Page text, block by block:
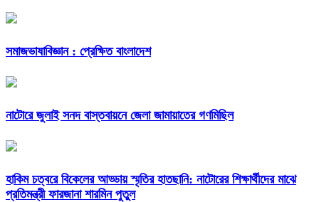
সমাজভাষাবিজ্ঞান : প্রেক্ষিত বাংলাদেশ
নাটোরে জুলাই সনদ বাস্তবায়নে জেলা জামায়াতের গণমিছিল
হাকিম চত্বরে বিকেলের আড্ডায় স্মৃতির হাতছানি: নাটোরের শিক্ষার্থীদের মাঝে
প্রতিমন্ত্রী ফারজানা শারমিন পুতুল